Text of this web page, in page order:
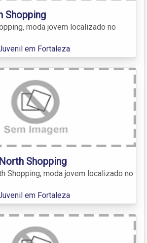
Shopping
moda jovem localizado no
em Fortaleza
Shopping
Shopping, moda jovem localizado no
em Fortaleza